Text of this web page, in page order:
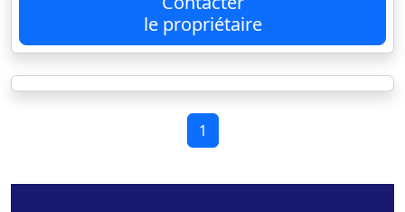
le propriétaire
1